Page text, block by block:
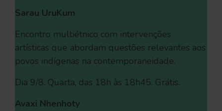
Sarau UruKum
Encontro multiétnico com intervenções
artísticas que abordam questões relevantes aos
povos indígenas na contemporaneidade.
Dia 9/8. Quarta, das 18h às 18h45. Grátis.
Avaxi Nhenhoty